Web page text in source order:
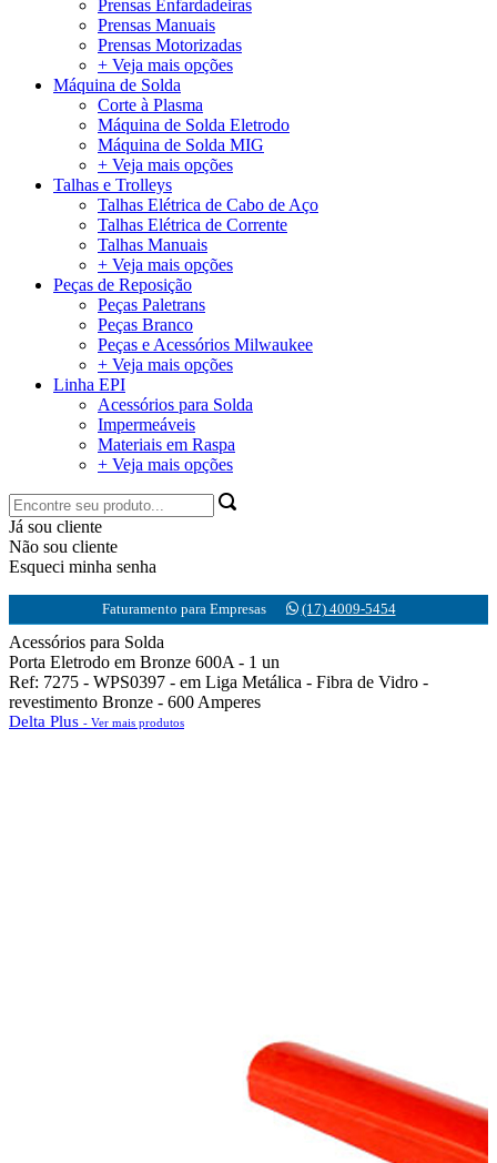
Prensas Enfardadeiras
Prensas Manuais
Prensas Motorizadas
+ Veja mais opções
Máquina de Solda
Corte à Plasma
Máquina de Solda Eletrodo
Máquina de Solda MIG
+ Veja mais opções
Talhas e Trolleys
Talhas Elétrica de Cabo de Aço
Talhas Elétrica de Corrente
Talhas Manuais
+ Veja mais opções
Peças de Reposição
Peças Paletrans
Peças Branco
Peças e Acessórios Milwaukee
+ Veja mais opções
Linha EPI
Acessórios para Solda
Impermeáveis
Materiais em Raspa
+ Veja mais opções
Já sou cliente
Não sou cliente
Esqueci minha senha
Faturamento para Empresas (17) 4009-5454
Acessórios para Solda
Porta Eletrodo em Bronze 600A - 1 un
Ref: 7275 - WPS0397 - em Liga Metálica - Fibra de Vidro -
revestimento Bronze - 600 Amperes
Delta Plus - Ver mais produtos